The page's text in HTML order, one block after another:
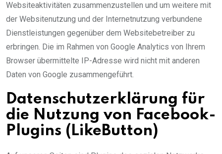
Websiteaktivitäten zusammenzustellen und um weitere mit
der Websitenutzung und der Internetnutzung verbundene
Dienstleistungen gegenüber dem Websitebetreiber zu
erbringen. Die im Rahmen von Google Analytics von Ihrem
Browser übermittelte IP-Adresse wird nicht mit anderen
Daten von Google zusammengeführt.
Datenschutzerklärung für
die Nutzung von Facebook-
Plugins (LikeButton)